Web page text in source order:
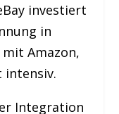
investiert
in
Amazon,
intensiv.
Integration